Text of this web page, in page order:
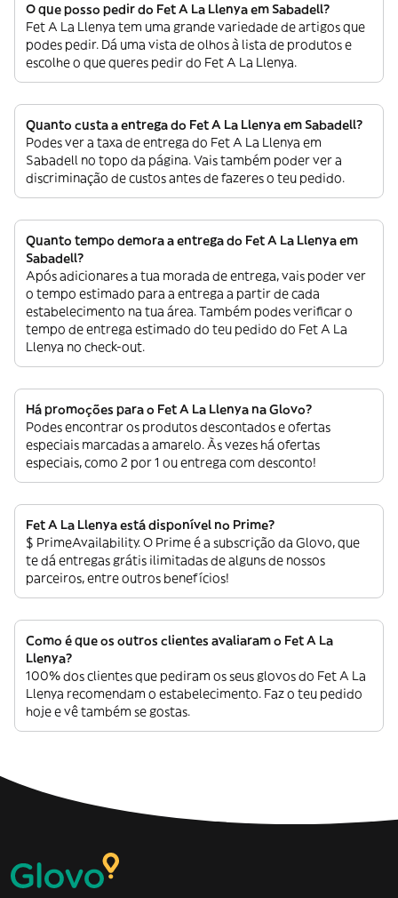
O que posso pedir do Fet A La Llenya em Sabadell?
Fet A La Llenya tem uma grande variedade de artigos que
podes pedir. Dá uma vista de olhos à lista de produtos e
escolhe o que queres pedir do Fet A La Llenya.
Quanto custa a entrega do Fet A La Llenya em Sabadell?
Podes ver a taxa de entrega do Fet A La Llenya em
Sabadell no topo da página. Vais também poder ver a
discriminação de custos antes de fazeres o teu pedido.
Quanto tempo demora a entrega do Fet A La Llenya em
Sabadell?
Após adicionares a tua morada de entrega, vais poder ver
o tempo estimado para a entrega a partir de cada
estabelecimento na tua área. Também podes verificar o
tempo de entrega estimado do teu pedido do Fet A La
Llenya no check-out.
Há promoções para o Fet A La Llenya na Glovo?
Podes encontrar os produtos descontados e ofertas
especiais marcadas a amarelo. Às vezes há ofertas
especiais, como 2 por 1 ou entrega com desconto!
Fet A La Llenya está disponível no Prime?
$ PrimeAvailability. O Prime é a subscrição da Glovo, que
te dá entregas grátis ilimitadas de alguns de nossos
parceiros, entre outros benefícios!
Como é que os outros clientes avaliaram o Fet A La
Llenya?
100% dos clientes que pediram os seus glovos do Fet A La
Llenya recomendam o estabelecimento. Faz o teu pedido
hoje e vê também se gostas.